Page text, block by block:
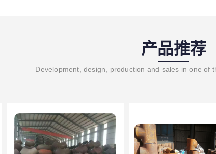
产品推荐
Development, design, production and sales in one of